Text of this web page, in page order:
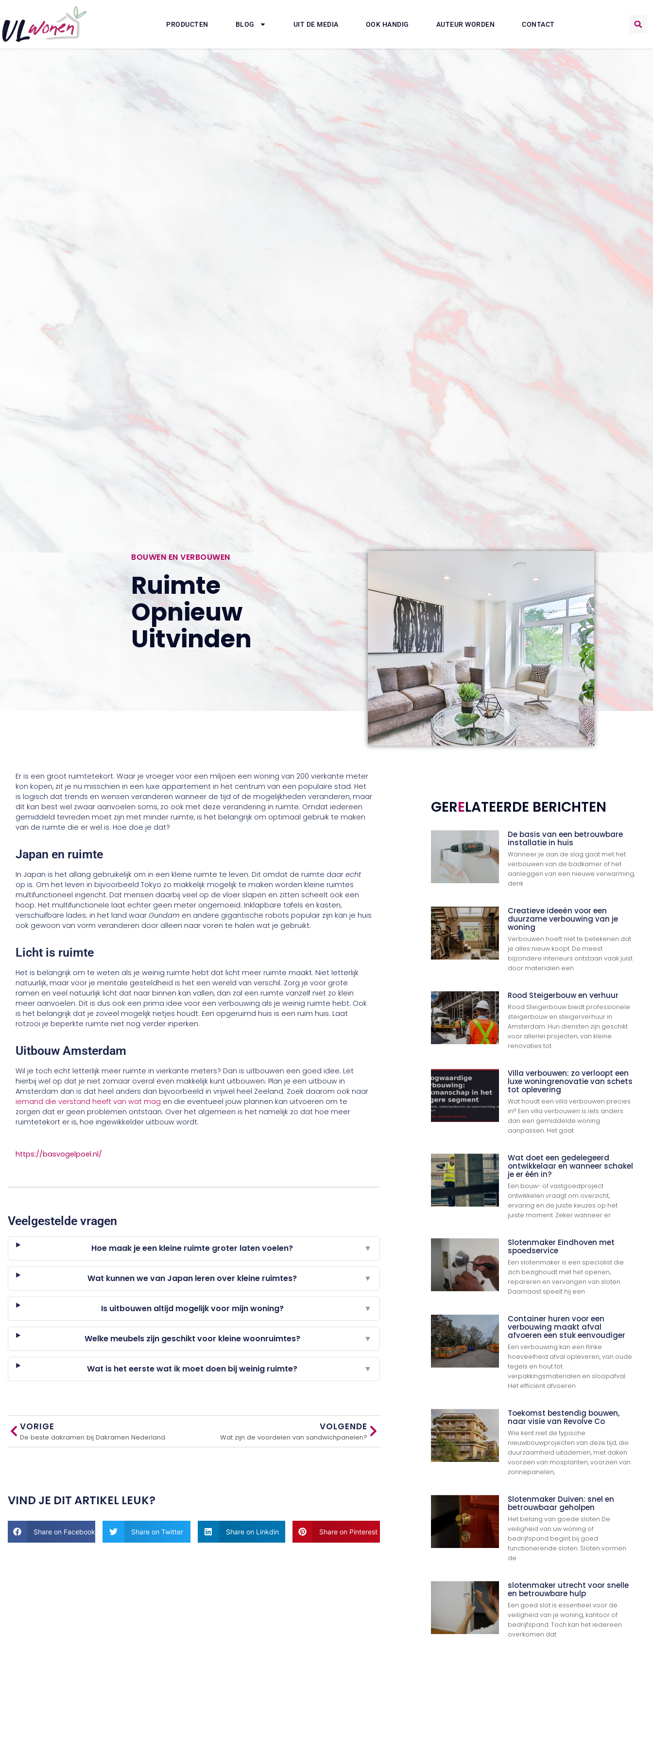
PRODUCTEN BLOG UIT DE MEDIA OOK HANDIG AUTEUR WORDEN CONTACT
BOUWEN EN VERBOUWEN
Ruimte
Opnieuw
Uitvinden
Er is een groot ruimtetekort. Waar je vroeger voor een miljoen een woning van 200 vierkante meter
kon kopen, zit je nu misschien in een luxe appartement in het centrum van een populaire stad. Het
is logisch dat trends en wensen veranderen wanneer de tijd of de mogelijkheden veranderen, maar
dit kan best wel zwaar aanvoelen soms, zo ook met deze verandering in ruimte. Omdat iedereen
gemiddeld tevreden moet zijn met minder ruimte, is het belangrijk om optimaal gebruik te maken
van de ruimte die er wel is. Hoe doe je dat?
Japan en ruimte
In Japan is het allang gebruikelijk om in een kleine ruimte te leven. Dit omdat de ruimte daarecht
op is. Om het leven in bijvoorbeeld Tokyo zo makkelijk mogelijk te maken worden kleine ruimtes
multifunctioneel ingericht. Dat mensen daarbij veel op de vloer slapen en zitten scheelt ook een
hoop. Het multifunctionele laat echter geen meter ongemoeid. Inklapbare tafels en kasten,
verschuifbare lades; in het land waarGundam en andere gigantische robots populair zijn kan je huis
ook gewoon van vorm veranderen door alleen naar voren te halen wat je gebruikt.
Licht is ruimte
Het is belangrijk om te weten als je weinig ruimte hebt dat licht meer ruimte maakt. Niet letterlijk
natuurlijk, maar voor je mentale gesteldheid is het een wereld van verschil. Zorg je voor grote
ramen en veel natuurlijk licht dat naar binnen kan vallen, dan zal een ruimte vanzelf niet zo klein
meer aanvoelen. Dit is dus ook een prima idee voor een verbouwing als je weinig ruimte hebt. Ook
is het belangrijk dat je zoveel mogelijk netjes houdt. Een opgeruimd huis is een ruim huis. Laat
rotzooi je beperkte ruimte niet nog verder inperken.
Uitbouw Amsterdam
Wil je toch echt letterlijk meer ruimte in vierkante meters? Dan is uitbouwen een goed idee. Let
hierbij wel op dat je niet zomaar overal even makkelijk kunt uitbouwen. Plan je een uitbouw in
Amsterdam dan is dat heel anders dan bijvoorbeeld in vrijwel heel Zeeland. Zoek daarom ook naar
iemand die verstand heeft van wat mag en die eventueel jouw plannen kan uitvoeren om te
zorgen dat er geen problemen ontstaan. Over het algemeen is het namelijk zo dat hoe meer
ruimtetekort er is, hoe ingewikkelder uitbouw wordt.
https://basvogelpoel.nl/
Veelgestelde vragen
Hoe maak je een kleine ruimte groter laten voelen? ▼
Wat kunnen we van Japan leren over kleine ruimtes? ▼
Is uitbouwen altijd mogelijk voor mijn woning? ▼
Welke meubels zijn geschikt voor kleine woonruimtes? ▼
Wat is het eerste wat ik moet doen bij weinig ruimte? ▼
VORIGE
De beste dakramen bij Dakramen Nederland
VOLGENDE
Wat zijn de voordelen van sandwichpanelen?
VIND JE DIT ARTIKEL LEUK?
Share on Facebook Share on Twitter Share on Linkdin Share on Pinterest
GERELATEERDE BERICHTEN
De basis van een betrouwbare
installatie in huis
Wanneer je aan de slag gaat met het
verbouwen van de badkamer of het
aanleggen van een nieuwe verwarming,
denk
Creatieve ideeën voor een
duurzame verbouwing van je
woning
Verbouwen hoeft niet te betekenen dat
je alles nieuw koopt. De meest
bijzondere interieurs ontstaan vaak juist
door materialen een
Rood Steigerbouw en verhuur
Rood Steigerbouw biedt professionele
steigerbouw en steigerverhuur in
Amsterdam. Hun diensten zijn geschikt
voor allerlei projecten, van kleine
renovaties tot
Villa verbouwen: zo verloopt een
luxe woningrenovatie van schets
tot oplevering
Wat houdt een villa verbouwen precies
in? Een villa verbouwen is iets anders
dan een gemiddelde woning
aanpassen. Het gaat
Wat doet een gedelegeerd
ontwikkelaar en wanneer schakel
je er één in?
Een bouw- of vastgoedproject
ontwikkelen vraagt om overzicht,
ervaring en de juiste keuzes op het
juiste moment. Zeker wanneer er
Slotenmaker Eindhoven met
spoedservice
Een slotenmaker is een specialist die
zich bezighoudt met het openen,
repareren en vervangen van sloten.
Daarnaast speelt hij een
Container huren voor een
verbouwing maakt afval
afvoeren een stuk eenvoudiger
Een verbouwing kan een flinke
hoeveelheid afval opleveren, van oude
tegels en hout tot
verpakkingsmaterialen en sloopafval.
Het efficiënt afvoeren
Toekomst bestendig bouwen,
naar visie van Revolve Co
Wie kent niet de typische
nieuwbouwprojecten van deze tijd, die
duurzaamheid uitademen, met daken
voorzien van mosplanten, voorzien van
zonnepanelen,
Slotenmaker Duiven: snel en
betrouwbaar geholpen
Het belang van goede sloten De
veiligheid van uw woning of
bedrijfspand begint bij goed
functionerende sloten. Sloten vormen
de
slotenmaker utrecht voor snelle
en betrouwbare hulp
Een goed slot is essentieel voor de
veiligheid van je woning, kantoor of
bedrijfspand. Toch kan het iedereen
overkomen dat